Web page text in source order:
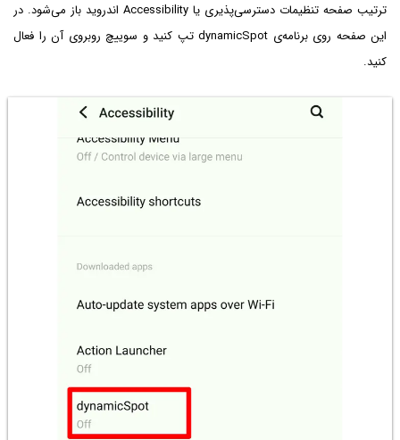
ترتیب صفحه تنظیمات دسترسی‌پذیری یا Accessibility اندروید باز می‌شود. در
این صفحه روی برنامه‌ی dynamicSpot تپ کنید و سوییچ روبروی آن را فعال
کنید.